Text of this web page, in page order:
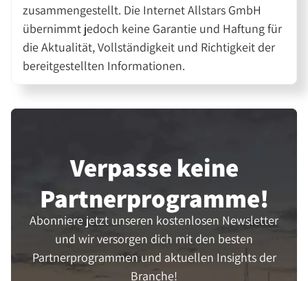
zusammengestellt. Die Internet Allstars GmbH
übernimmt jedoch keine Garantie und Haftung für
die Aktualität, Vollständigkeit und Richtigkeit der
bereitgestellten Informationen.
Verpasse keine
Partner­programme!
Abonniere jetzt unseren kostenlosen Newsletter
und wir versorgen dich mit den besten
Partnerprogrammen und aktuellen Insights der
Branche!